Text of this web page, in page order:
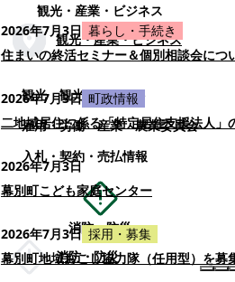
観光・産業・ビジネス
観光・産業・ビジネス
観光
観光・イベント
雇用・労働
産業
農業委員会
入札・契約・売払情報
消防・防災
消防・防災
2026年7月3日 暮らし・手続き
住まいの終活セミナー＆個別相談会につ
2026年7月3日 町政情報
二地域居住に係る「特定居住支援法人」
2026年7月3日
幕別町こども家庭センター
2026年7月3日 採用・募集
幕別町地域おこし協力隊（任用型）を募